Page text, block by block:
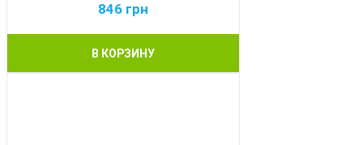
846 грн
В КОРЗИНУ